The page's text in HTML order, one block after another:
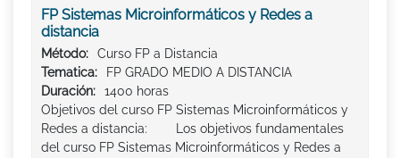
FP Sistemas Microinformáticos y Redes a
distancia
Método:
Curso FP a Distancia
Tematica:
FP GRADO MEDIO A DISTANCIA
Duración:
1400 horas
Objetivos del curso FP Sistemas Microinformáticos y
Redes a distancia: Los objetivos fundamentales
del curso FP Sistemas Microinformáticos y Redes a